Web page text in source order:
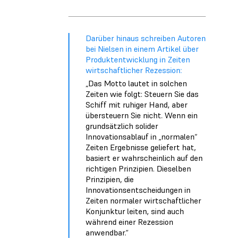
Darüber hinaus schreiben Autoren
bei Nielsen in einem Artikel über
Produktentwicklung in Zeiten
wirtschaftlicher Rezession:
„Das Motto lautet in solchen
Zeiten wie folgt: Steuern Sie das
Schiff mit ruhiger Hand, aber
übersteuern Sie nicht. Wenn ein
grundsätzlich solider
Innovationsablauf in „normalen“
Zeiten Ergebnisse geliefert hat,
basiert er wahrscheinlich auf den
richtigen Prinzipien. Dieselben
Prinzipien, die
Innovationsentscheidungen in
Zeiten normaler wirtschaftlicher
Konjunktur leiten, sind auch
während einer Rezession
anwendbar.“